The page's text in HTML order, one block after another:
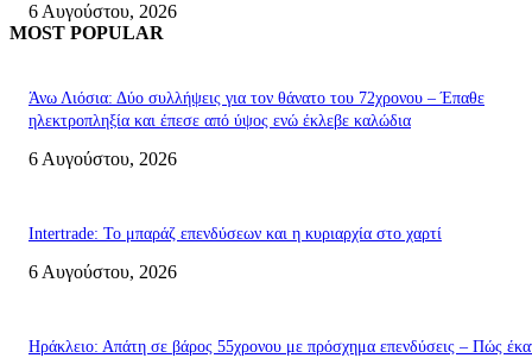
6 Αυγούστου, 2026
MOST POPULAR
Άνω Λιόσια: Δύο συλλήψεις για τον θάνατο του 72χρονου – Έπαθε
ηλεκτροπληξία και έπεσε από ύψος ενώ έκλεβε καλώδια
6 Αυγούστου, 2026
Intertrade: Το μπαράζ επενδύσεων και η κυριαρχία στο χαρτί
6 Αυγούστου, 2026
Ηράκλειο: Απάτη σε βάρος 55χρονου με πρόσχημα επενδύσεις – Πώς